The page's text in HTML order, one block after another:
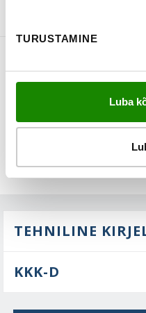
TURUSTAMINE
Luba
TEHNILINE
KKK-D